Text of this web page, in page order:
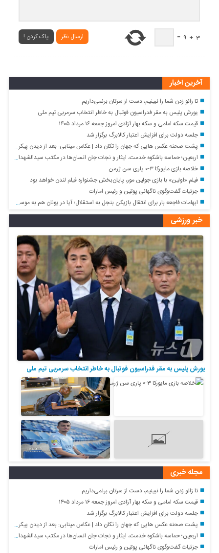
ارسال نظر پاک کردن ! 3
+
9
=
آخرین اخبار
تا زانو زدن شما را نبینیم، دست از سرتان برنمی‌داریم
یورش پلیس به مقر فدراسیون فوتبال به خاطر انتخاب سرمربی تیم ملی
قیمت سکه امامی و سکه بهار آزادی امروز جمعه ۱۶ مرداد ۱۴۰۵
جلسه دولت برای افزایش اعتبار کالابرگ برگزار شد
پشت صحنه عکس هایی که جهان را تکان داد | عکاس مینابی: بعد از دیدن پیکر بچه‌ ها نمی‌ توانستم شاتر دوربین را فشار دهم
اربعین؛ حماسه باشکوه خدمت، ایثار و نجات جان انسان‌ها در مکتب سیدالشهدا (ع)
خلاصه بازی مایورکا ۳-۰ پاری سن ژرمن
فیلم «اولین» با بازی جولین مور، پایان‌بخش جشنواره فیلم لندن خواهد بود
جزئیات گفت‌وگوی ناگهانی پوتین و رئیس امارات
ابهامات فاجعه بار برای انتقال بازیکن بنجل به استقلال؛ آیا در یونان هم به موسی جنپو یک میلیون دلار پیش پرداخت دادند؟!
خبر ورزشی
یورش پلیس به مقر فدراسیون فوتبال به خاطر انتخاب سرمربی تیم ملی
مجله خبری
تا زانو زدن شما را نبینیم، دست از سرتان برنمی‌داریم
قیمت سکه امامی و سکه بهار آزادی امروز جمعه ۱۶ مرداد ۱۴۰۵
جلسه دولت برای افزایش اعتبار کالابرگ برگزار شد
پشت صحنه عکس هایی که جهان را تکان داد | عکاس مینابی: بعد از دیدن پیکر بچه‌ ها نمی‌ توانستم شاتر دوربین را فشار دهم
اربعین؛ حماسه باشکوه خدمت، ایثار و نجات جان انسان‌ها در مکتب سیدالشهدا (ع)
جزئیات گفت‌وگوی ناگهانی پوتین و رئیس امارات